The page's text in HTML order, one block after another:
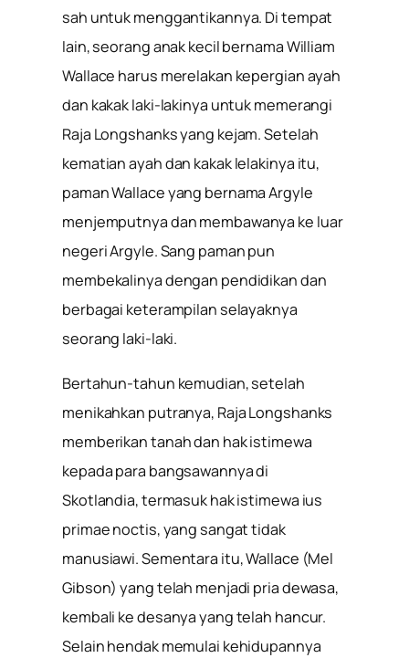
sah untuk menggantikannya. Di tempat
lain, seorang anak kecil bernama William
Wallace harus merelakan kepergian ayah
dan kakak laki-lakinya untuk memerangi
Raja Longshanks yang kejam. Setelah
kematian ayah dan kakak lelakinya itu,
paman Wallace yang bernama Argyle
menjemputnya dan membawanya ke luar
negeri Argyle. Sang paman pun
membekalinya dengan pendidikan dan
berbagai keterampilan selayaknya
seorang laki-laki.
Bertahun-tahun kemudian, setelah
menikahkan putranya, Raja Longshanks
memberikan tanah dan hak istimewa
kepada para bangsawannya di
Skotlandia, termasuk hak istimewa ius
primae noctis, yang sangat tidak
manusiawi. Sementara itu, Wallace (Mel
Gibson) yang telah menjadi pria dewasa,
kembali ke desanya yang telah hancur.
Selain hendak memulai kehidupannya